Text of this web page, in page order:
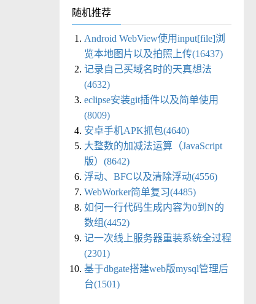
随机推荐
Android WebView使用input[file]浏
览本地图片以及拍照上传(16437)
记录自己买域名时的天真想法
(4632)
eclipse安装git插件以及简单使用
(8009)
安卓手机APK抓包(4640)
大整数的加减法运算（JavaScript
版）(8642)
浮动、BFC以及清除浮动(4556)
WebWorker简单复习(4485)
如何一行代码生成内容为0到N的
数组(4452)
记一次线上服务器重装系统全过程
(2301)
基于dbgate搭建web版mysql管理后
台(1501)